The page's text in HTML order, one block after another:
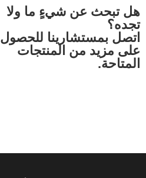
هل تبحث عن شيءٍ ما ولا
تجده؟
اتصل بمستشارينا للحصول
على مزيد من المنتجات
المتاحة.